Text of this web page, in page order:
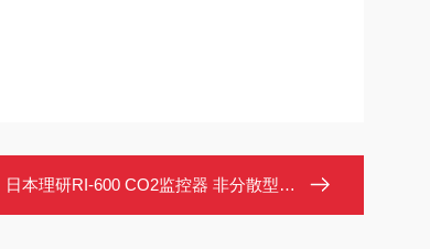
日本理研RI-600 CO2监控器 非分散型红外线吸收式二氧化碳测定仪